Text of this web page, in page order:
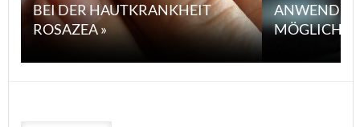
BEI DER HAUTKRANKHEIT
ROSAZEA »
MÖGLICHE